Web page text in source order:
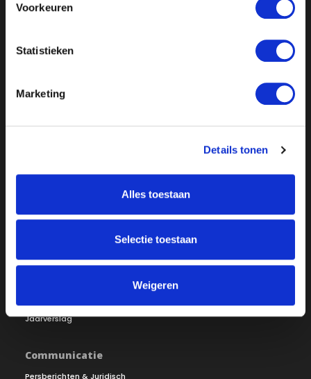
Voorkeuren
Statistieken
Marketing
Details tonen
Alles toestaan
Selectie toestaan
Weigeren
Over ON!
Steunbetuigingen
Bestuur
Jaarverslag
Redactiestatuut
Openbare registers
Communicatie
Persberichten & Juridisch